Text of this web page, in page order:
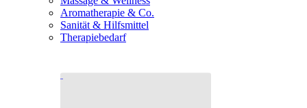
Aromatherapie & Co.
Sanität & Hilfsmittel
Therapiebedarf